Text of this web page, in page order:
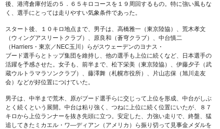
後、港湾倉庫付近の５．６５キロコースを１９周回するもの。特に強い風もな
く、選手にとっては走りやすい気象条件であった。
スタート後、１０キロ地点まで、男子は、高橋雅一（東京陸協）、荒木孝文
（ウィングアスリートクラブ）、原良和（蒼穹クラブ）、中台慎二
（Harriers・東京／NEC玉川）らがスウェーデンのヨナス・
ブード選手らとトップ集団を維持し、他の選手も上位に続くなど、日本選手の
活躍を予感させた。女子も、前半まで、松下栄美（東京陸協）、伊藤夕子（武
蔵ウルトラマラソンクラブ）、藤澤舞（札幌市役所）、片山志保（旭川走友
会）などが好位置につけていた。
男子は、中半まで荒木、原がブード選手らに交じって上位を形成、中台がしぶ
とく続くという展開。中台は粘り強く、つねに上位に続く位置にいたが、８７
キロから上位ランナーを抜き先頭に立つ。安定した、力強い走りで、終盤、猛
追してきたミカエル・ワ―ディアン（アメリカ）ら振り切って見事金メダルを